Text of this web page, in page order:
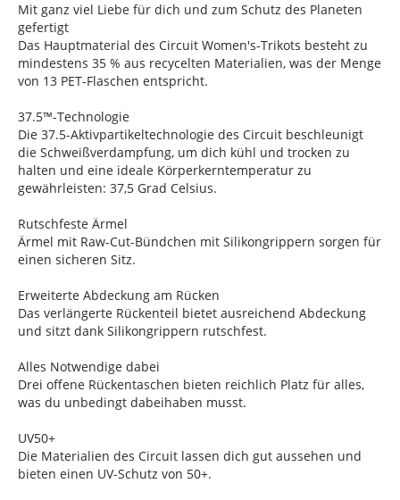
Mit ganz viel Liebe für dich und zum Schutz des Planeten
gefertigt
Das Hauptmaterial des Circuit Women's-Trikots besteht zu
mindestens 35 % aus recycelten Materialien, was der Menge
von 13 PET-Flaschen entspricht.
37.5™-Technologie
Die 37.5-Aktivpartikeltechnologie des Circuit beschleunigt
die Schweißverdampfung, um dich kühl und trocken zu
halten und eine ideale Körperkerntemperatur zu
gewährleisten: 37,5 Grad Celsius.
Rutschfeste Ärmel
Ärmel mit Raw-Cut-Bündchen mit Silikongrippern sorgen für
einen sicheren Sitz.
Erweiterte Abdeckung am Rücken
Das verlängerte Rückenteil bietet ausreichend Abdeckung
und sitzt dank Silikongrippern rutschfest.
Alles Notwendige dabei
Drei offene Rückentaschen bieten reichlich Platz für alles,
was du unbedingt dabeihaben musst.
UV50+
Die Materialien des Circuit lassen dich gut aussehen und
bieten einen UV-Schutz von 50+.